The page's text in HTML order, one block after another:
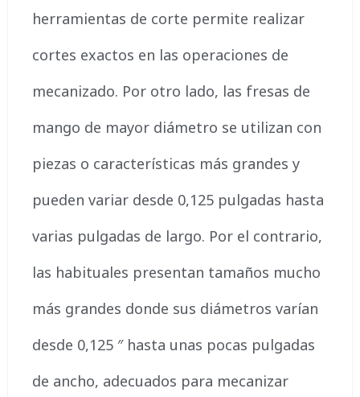
herramientas de corte permite realizar
cortes exactos en las operaciones de
mecanizado. Por otro lado, las fresas de
mango de mayor diámetro se utilizan con
piezas o características más grandes y
pueden variar desde 0,125 pulgadas hasta
varias pulgadas de largo. Por el contrario,
las habituales presentan tamaños mucho
más grandes donde sus diámetros varían
desde 0,125 ″ hasta unas pocas pulgadas
de ancho, adecuados para mecanizar